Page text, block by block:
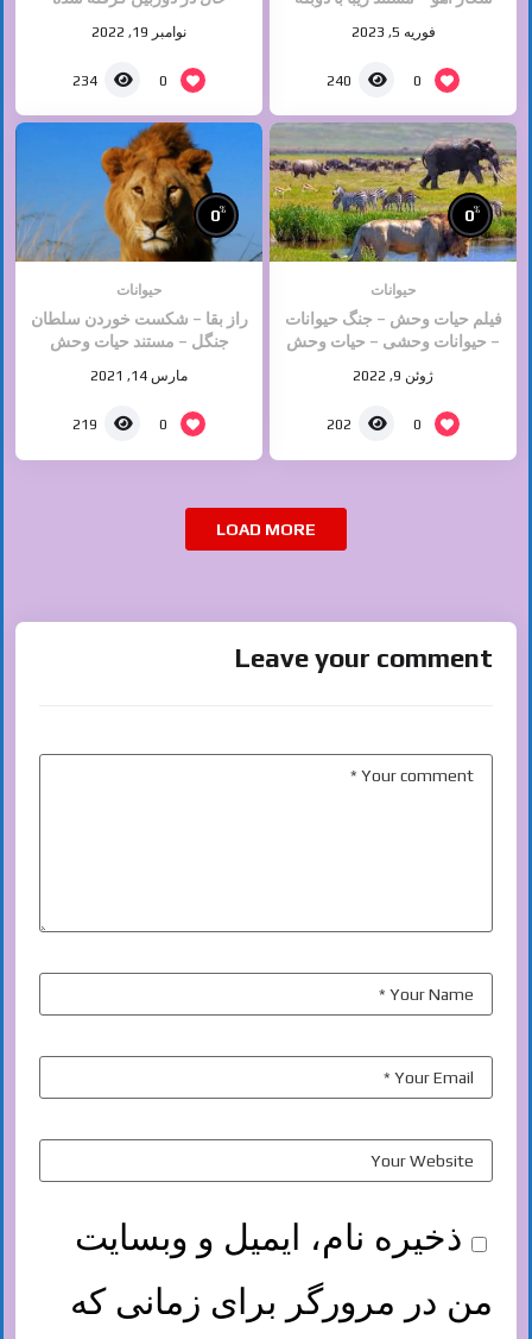
فوریه 5, 2023
0
240
نوامبر 19, 2022
0
234
0%
حیوانات
فیلم حیات وحش – جنگ حیوانات
– حیوانات وحشی – حیات وحش
ژوئن 9, 2022
0
202
0%
حیوانات
راز بقا – شکست خوردن سلطان
جنگل – مستند حیات وحش
مارس 14, 2021
0
219
LOAD MORE
Leave your comment
ذخیره نام، ایمیل و وبسایت
من در مرورگر برای زمانی که